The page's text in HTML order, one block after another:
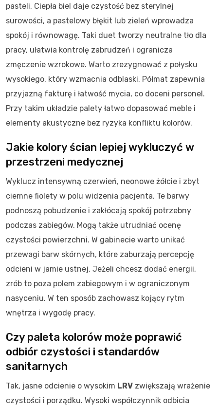
pasteli. Ciepła biel daje czystość bez sterylnej
surowości, a pastelowy błękit lub zieleń wprowadza
spokój i równowagę. Taki duet tworzy neutralne tło dla
pracy, ułatwia kontrolę zabrudzeń i ogranicza
zmęczenie wzrokowe. Warto zrezygnować z połysku
wysokiego, który wzmacnia odblaski. Półmat zapewnia
przyjazną fakturę i łatwość mycia, co doceni personel.
Przy takim układzie palety łatwo dopasować meble i
elementy akustyczne bez ryzyka konfliktu kolorów.
Jakie kolory ścian lepiej wykluczyć w
przestrzeni medycznej
Wyklucz intensywną czerwień, neonowe żółcie i zbyt
ciemne fiolety w polu widzenia pacjenta. Te barwy
podnoszą pobudzenie i zakłócają spokój potrzebny
podczas zabiegów. Mogą także utrudniać ocenę
czystości powierzchni. W gabinecie warto unikać
przewagi barw skórnych, które zaburzają percepcję
odcieni w jamie ustnej. Jeżeli chcesz dodać energii,
zrób to poza polem zabiegowym i w ograniczonym
nasyceniu. W ten sposób zachowasz kojący rytm
wnętrza i wygodę pracy.
Czy paleta kolorów może poprawić
odbiór czystości i standardów
sanitarnych
Tak, jasne odcienie o wysokim LRV zwiększają wrażenie
czystości i porządku. Wysoki współczynnik odbicia